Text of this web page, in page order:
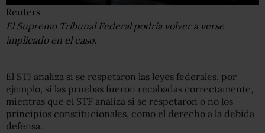
Reuters
El Supremo Tribunal Federal podría volver a verse
implicado en el caso.
El STJ analiza si se respetaron las leyes federales, por
ejemplo, si las pruebas fueron recabadas correctamente,
mientras que el STF analiza si se respetaron o no los
principios constitucionales, como el derecho a la debida
defensa.